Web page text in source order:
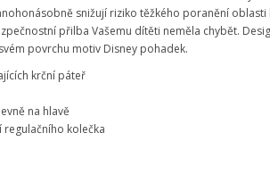
snižují riziko těžkého poranění oblasti
přilba Vašemu dítěti neměla chybět.
povrchu motiv Disney pohadek.
krční páteř
na hlavě
kolečka